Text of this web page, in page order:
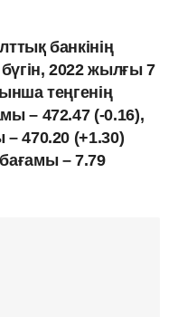
банкінің
2022 жылғы 7
теңгенің
– 472.47 (-0.16),
470.20 (+1.30)
– 7.79